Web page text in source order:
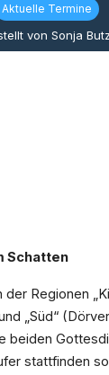
Aktuelle Termine
von Sonja
Schatten
Regionen
„Süd“
beiden
stattfinden